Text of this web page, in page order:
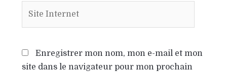
Enregistrer mon nom, mon e-mail et mon
site dans le navigateur pour mon prochain